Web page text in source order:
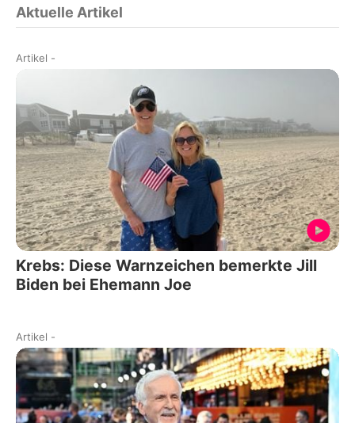
Aktuelle Artikel
Artikel -
Krebs: Diese Warnzeichen bemerkte Jill
Biden bei Ehemann Joe
Artikel -